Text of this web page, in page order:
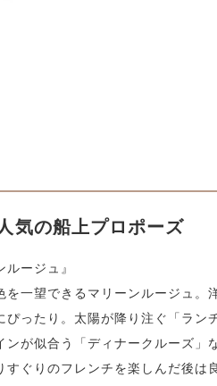
気の船上プロポーズ
ルージュ 』
を一望できるマリーンルージュ
ぴったり。太陽が降り注ぐ「ラ
ンが似合う「ディナークルーズ」
すぐりのフレンチを楽しんだ後は